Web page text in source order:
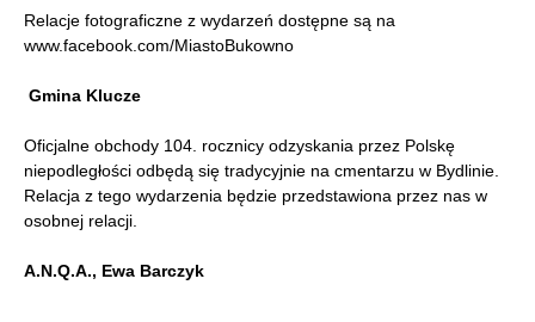
Relacje fotograficzne z wydarzeń dostępne są na
www.facebook.com/MiastoBukowno
Gmina Klucze
Oficjalne obchody 104. rocznicy odzyskania przez Polskę
niepodległości odbędą się tradycyjnie na cmentarzu w Bydlinie.
Relacja z tego wydarzenia będzie przedstawiona przez nas w
osobnej relacji.
A.N.Q.A., Ewa Barczyk